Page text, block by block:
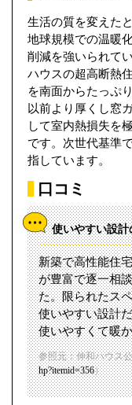
生活の質を変えた
地球規模での温暖
削減を強いられて
ハウスの超高断熱
を南面からたっぷ
以前より厚くし窓
して室内熱損失を
です。次世代基準
指しています。
口コミ
使いやすい設
新築で高性能住
が豊富で逐一相
た。限られたス
使いやすい設計
使いやすくて暖
参照元：伸和ハウス
hp?itemid=356）